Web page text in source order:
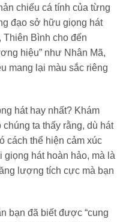
chiếu cá tính của từng
đạo sở hữu giọng hát
Bình cho đến
hiệu” như Nhân Mã,
mang lại màu sắc riêng
hát hay nhất? Khám
ta thấy rằng, dù hát
cách thể hiện cảm xúc
giọng hát hoàn hảo, mà là
lượng tích cực mà bạn
bạn đã biết được “cung